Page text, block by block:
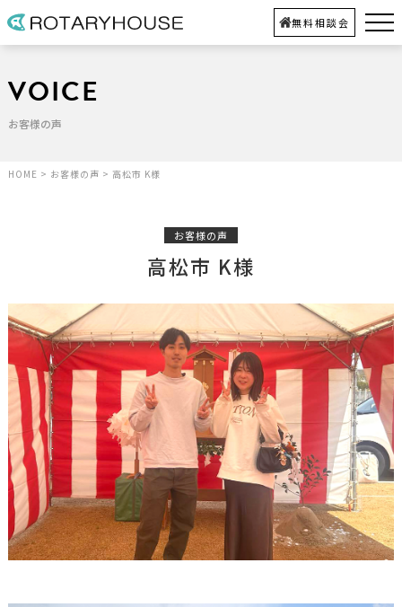
無料相談会
VOICE
お客様の声
HOME > お客様の声 > 高松市 K様
お客様の声
高松市 K様